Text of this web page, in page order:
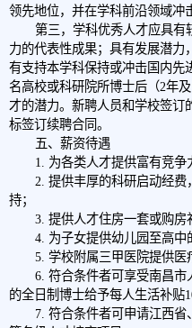
领先地位，并在学科前沿领域冲
第三，学科优秀人才应具有
力的代表性成果；具有发展潜力
有支持本学科保持或冲击国内先
名高校或科研院所博士后（2年
才的潜力。新聘人员和学校签订
标签订续聘合同。
五、薪资待遇
1. 为各类人才提供富有竞争
2. 提供丰厚的科研启动经
持；
3. 提供人才住房一套或购房
4. 为子女提供幼儿园至高中
5. 学校附属三甲医院提供医
6. 符合条件者可享受南昌
的全日制博士给予每人生活补贴
7. 符合条件者可申请江西